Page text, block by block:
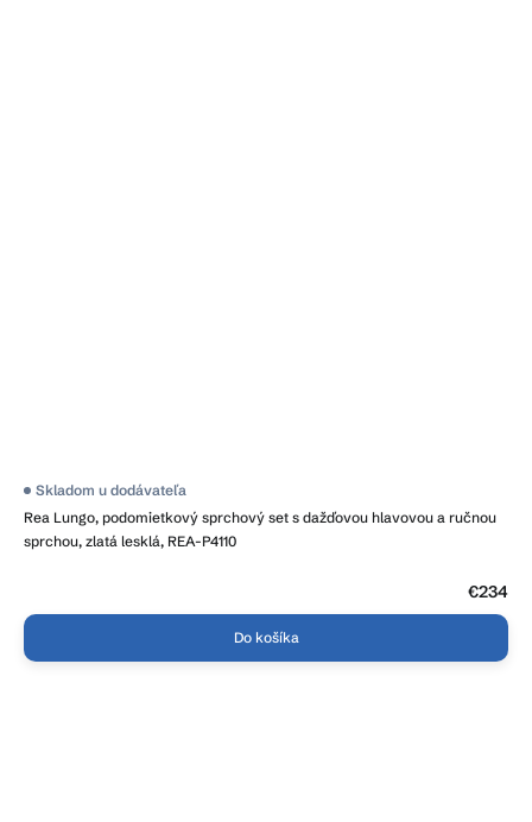
Rea Lungo, podomietkový sprchový set s dažďovou hlavovou a ručnou
sprchou, zlatá lesklá, REA-P4110
Skladom u dodávateľa
€234
Do košíka